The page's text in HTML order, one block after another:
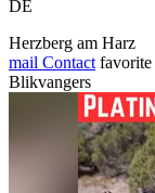
DE
Herzberg am Harz
mail Contact favorite
Blikvangers